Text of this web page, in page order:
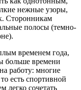
нежные узоры,
Сторонникам
полосы (темно-
временем года,
больше времени
работу: многие
есть спортивной
легко сочетать